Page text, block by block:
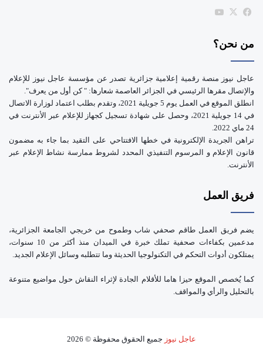
فيسبوك
‫X
من نحن؟
عاجل نيوز منصة رقمية إعلامية جزائرية تصدر عن مؤسسة عاجل نيوز للإعلام
والإتصال مقرها الرئيسي في الجزائر العاصمة شعارها: " كن أول من يعرف".
انطلق الموقع في العمل يوم 5 جويلية 2021، وتقدم بطلب اعتماد لوزارة الاتصال
في 14 جويلية 2021، وحصل على شهادة تسجيل كجهاز للإعلام عبر الأنترنت في
24 ماي 2022.
تراهن الجريدة الإلكترونية في خطها الافتتاحي على التقيد بما جاء به مضمون
قانون الإعلام و المرسوم التنفيذي المحدد لشروط ممارسة نشاط الإعلام عبر
الأنترنت.
فريق العمل
يضم فريق العمل طاقم صحفي شاب وطموح من خريجي الجامعة الجزائرية،
مدعمين بكفاءات صحفية تملك خبرة في الميدان منذ أكثر من 10 سنوات،
يمتلكون أدوات التحكم في التكنولوجيا الحديثة وما تتطلبه وسائل الإعلام الجديد.
كما يُخصص الموقع حيزا هاما للأقلام الجادة لإثراء النقاش حول مواضيع متنوعة
بالتحليل والرأي والمواقف.
عاجل نيوز جميع الحقوق محفوظة © 2026